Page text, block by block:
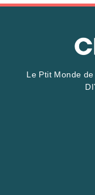
Le Ptit Monde